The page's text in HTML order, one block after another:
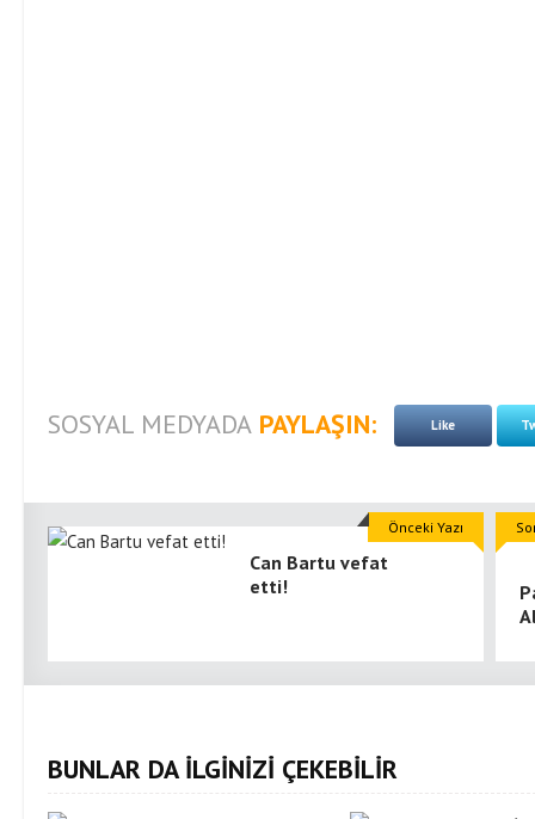
SOSYAL MEDYADA PAYLAŞIN: Like
Can Bartu vefat
etti!
Önceki Yazı
BUNLAR DA İLGİNİZİ ÇEKEBİLİR